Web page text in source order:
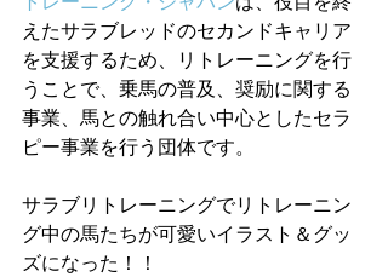
えたサラブレッドのセカンドキャリア
を支援するため、リトレーニングを行
うことで、乗馬の普及、奨励に関する
事業、馬との触れ合い中心としたセラ
ピー事業を行う団体です。
サラブリトレーニングでリトレーニン
グ中の馬たちが可愛いイラスト＆グッ
ズになった！！